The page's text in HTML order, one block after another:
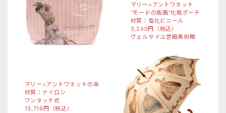
マリー=アントワネット
“モードの版画”化粧ポーチ
材質：塩化ビニール
3,240円（税込）
ヴェルサイユ宮殿美術館
マリー=アントワネットの傘
材質：ナイロン
ワンタッチ式
13,716円（税込）